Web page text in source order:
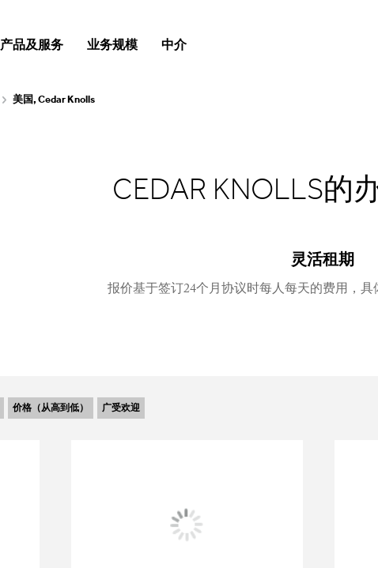
产品及服务 业务规模 中介
美国, Cedar Knolls
CEDAR KNOLLS的
灵活租期
报价基于签订24个月协议时每人每天的费用，具
价格（从高到低） 广受欢迎